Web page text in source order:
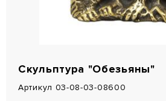
Скульптура "Обезьяны"
Артикул 03-08-03-08600